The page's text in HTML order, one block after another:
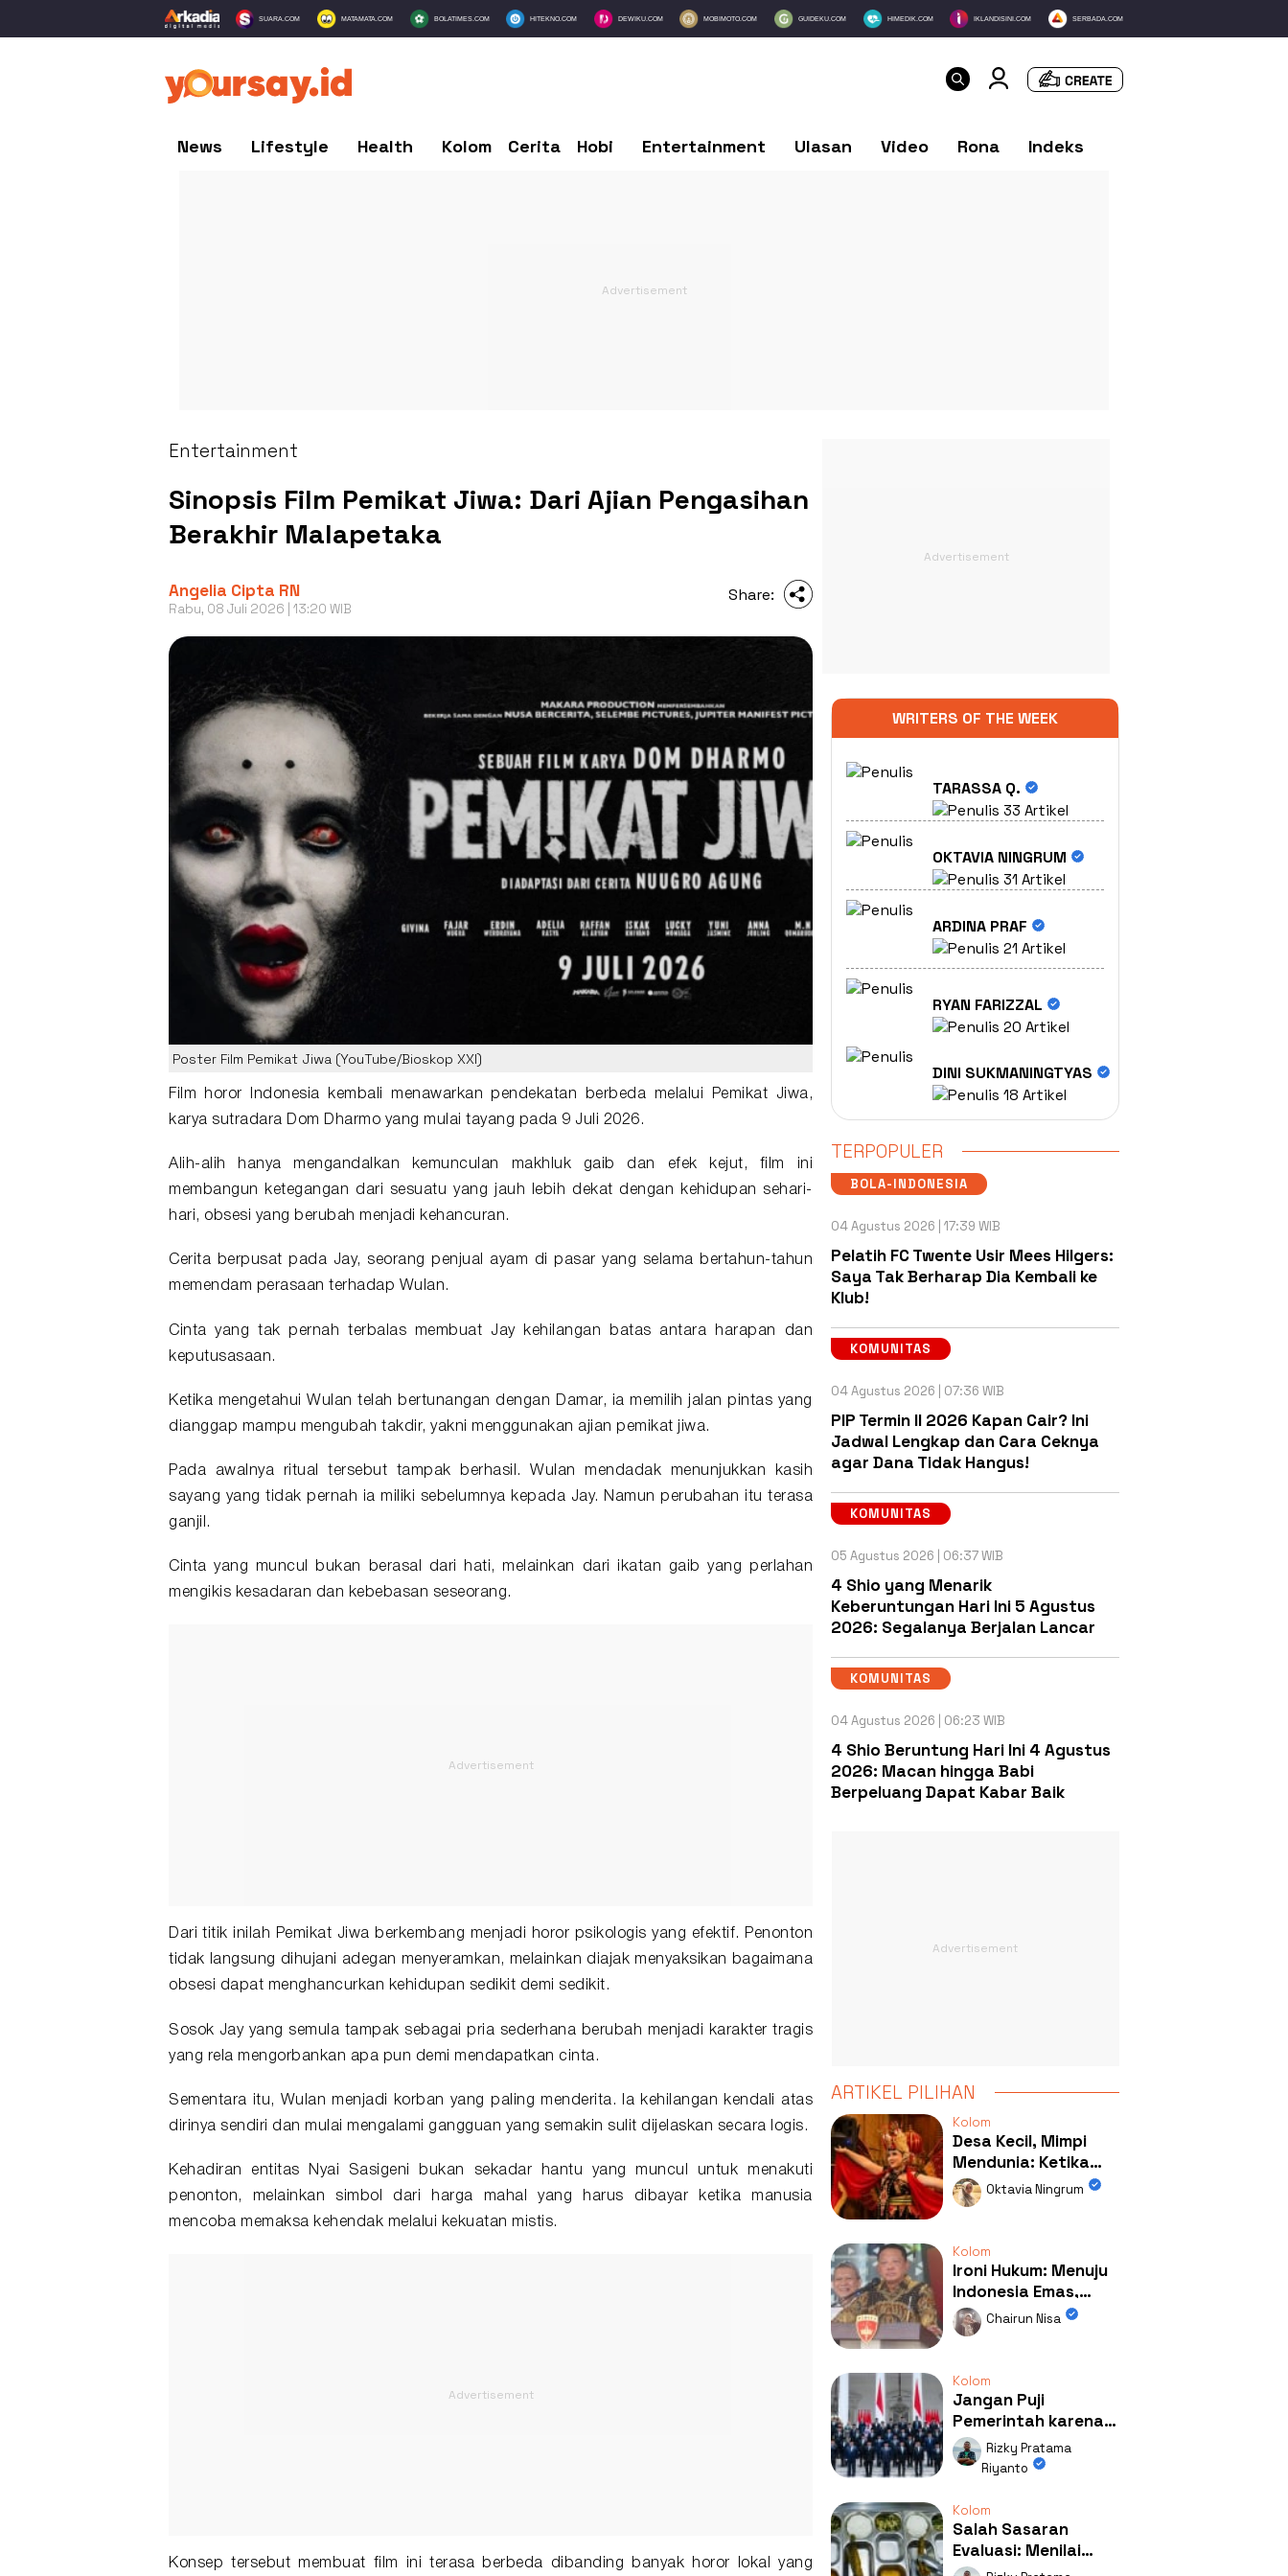
SUARA.COM MATAMATA.COM BOLATIMES.COM HITEKNO.COM DEWIKU.COM MOBIMOTO.COM GUIDEKU.COM HIMEDIK.COM IKLANDISINI.COM SERBADA.COM
News Lifestyle Health Kolom Cerita Hobi Entertainment Ulasan Video Rona Indeks
Entertainment
Sinopsis Film Pemikat Jiwa: Dari Ajian Pengasihan
Berakhir Malapetaka
Angelia Cipta RN
Rabu, 08 Juli 2026 | 13:20 WIB
Share:
Poster Film Pemikat Jiwa (YouTube/Bioskop XXI)
Film horor Indonesia kembali menawarkan pendekatan berbeda melalui Pemikat Jiwa,
karya sutradara Dom Dharmo yang mulai tayang pada 9 Juli 2026.
Alih-alih hanya mengandalkan kemunculan makhluk gaib dan efek kejut, film ini
membangun ketegangan dari sesuatu yang jauh lebih dekat dengan kehidupan sehari-
hari, obsesi yang berubah menjadi kehancuran.
Cerita berpusat pada Jay, seorang penjual ayam di pasar yang selama bertahun-tahun
memendam perasaan terhadap Wulan.
Cinta yang tak pernah terbalas membuat Jay kehilangan batas antara harapan dan
keputusasaan.
Ketika mengetahui Wulan telah bertunangan dengan Damar, ia memilih jalan pintas yang
dianggap mampu mengubah takdir, yakni menggunakan ajian pemikat jiwa.
Pada awalnya ritual tersebut tampak berhasil. Wulan mendadak menunjukkan kasih
sayang yang tidak pernah ia miliki sebelumnya kepada Jay. Namun perubahan itu terasa
ganjil.
Cinta yang muncul bukan berasal dari hati, melainkan dari ikatan gaib yang perlahan
mengikis kesadaran dan kebebasan seseorang.
Dari titik inilah Pemikat Jiwa berkembang menjadi horor psikologis yang efektif. Penonton
tidak langsung dihujani adegan menyeramkan, melainkan diajak menyaksikan bagaimana
obsesi dapat menghancurkan kehidupan sedikit demi sedikit.
Sosok Jay yang semula tampak sebagai pria sederhana berubah menjadi karakter tragis
yang rela mengorbankan apa pun demi mendapatkan cinta.
Sementara itu, Wulan menjadi korban yang paling menderita. Ia kehilangan kendali atas
dirinya sendiri dan mulai mengalami gangguan yang semakin sulit dijelaskan secara logis.
Kehadiran entitas Nyai Sasigeni bukan sekadar hantu yang muncul untuk menakuti
penonton, melainkan simbol dari harga mahal yang harus dibayar ketika manusia
mencoba memaksa kehendak melalui kekuatan mistis.
Konsep tersebut membuat film ini terasa berbeda dibanding banyak horor lokal yang
WRITERS OF THE WEEK
TARASSA Q.
33 Artikel
OKTAVIA NINGRUM
31 Artikel
ARDINA PRAF
21 Artikel
RYAN FARIZZAL
20 Artikel
DINI SUKMANINGTYAS
18 Artikel
TERPOPULER
BOLA-INDONESIA
04 Agustus 2026 | 17:39 WIB
Pelatih FC Twente Usir Mees Hilgers:
Saya Tak Berharap Dia Kembali ke
Klub!
KOMUNITAS
04 Agustus 2026 | 07:36 WIB
PIP Termin II 2026 Kapan Cair? Ini
Jadwal Lengkap dan Cara Ceknya
agar Dana Tidak Hangus!
KOMUNITAS
05 Agustus 2026 | 06:37 WIB
4 Shio yang Menarik
Keberuntungan Hari Ini 5 Agustus
2026: Segalanya Berjalan Lancar
KOMUNITAS
04 Agustus 2026 | 06:23 WIB
4 Shio Beruntung Hari Ini 4 Agustus
2026: Macan hingga Babi
Berpeluang Dapat Kabar Baik
ARTIKEL PILIHAN
Kolom
Desa Kecil, Mimpi
Mendunia: Ketika
Kolaborasi
Mengubah Wajah
Oktavia Ningrum
Kolom
Ironi Hukum: Menuju
Indonesia Emas,
Ternyata Emasnya
Ada di Rumah Febrie!
Chairun Nisa
Kolom
Jangan Puji
Pemerintah karena
Kerja: Mengapa
Publik Begitu Mudah
Rizky Pratama
Riyanto
Kolom
Salah Sasaran
Evaluasi: Menilai
Program MBG Lewat